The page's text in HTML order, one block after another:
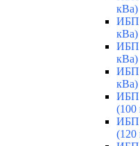
кВа)
ИБП
кВа)
ИБП
кВа)
ИБП
кВа)
ИБП
(100
ИБП
(120